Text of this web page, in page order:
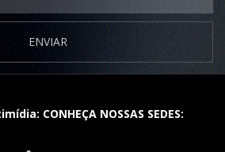
ENVIAR
CONHEÇA NOSSAS SEDES: